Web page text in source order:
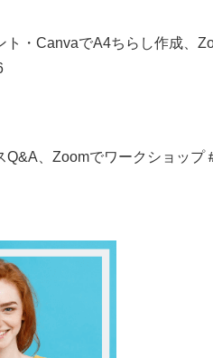
ト・CanvaでA4ちらし作成、
Q&A、Zoomでワークショップ